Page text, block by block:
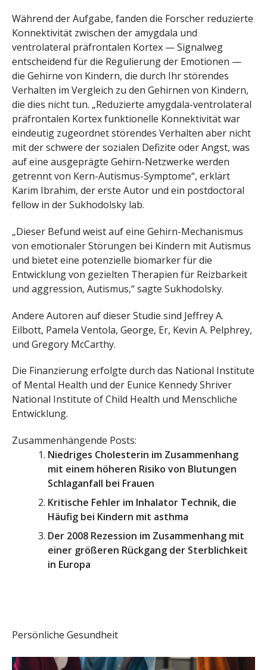
Während der Aufgabe, fanden die Forscher reduzierte
Konnektivität zwischen der amygdala und
ventrolateral präfrontalen Kortex — Signalweg
entscheidend für die Regulierung der Emotionen —
die Gehirne von Kindern, die durch Ihr störendes
Verhalten im Vergleich zu den Gehirnen von Kindern,
die dies nicht tun. „Reduzierte amygdala-ventrolateral
präfrontalen Kortex funktionelle Konnektivität war
eindeutig zugeordnet störendes Verhalten aber nicht
mit der schwere der sozialen Defizite oder Angst, was
auf eine ausgeprägte Gehirn-Netzwerke werden
getrennt von Kern-Autismus-Symptome“, erklärt
Karim Ibrahim, der erste Autor und ein postdoctoral
fellow in der Sukhodolsky lab.
„Dieser Befund weist auf eine Gehirn-Mechanismus
von emotionaler Störungen bei Kindern mit Autismus
und bietet eine potenzielle biomarker für die
Entwicklung von gezielten Therapien für Reizbarkeit
und aggression, Autismus,“ sagte Sukhodolsky.
Andere Autoren auf dieser Studie sind Jeffrey A.
Eilbott, Pamela Ventola, George, Er, Kevin A. Pelphrey,
und Gregory McCarthy.
Die Finanzierung erfolgte durch das National Institute
of Mental Health und der Eunice Kennedy Shriver
National Institute of Child Health und Menschliche
Entwicklung.
Zusammenhängende Posts:
Niedriges Cholesterin im Zusammenhang
mit einem höheren Risiko von Blutungen
Schlaganfall bei Frauen
Kritische Fehler im Inhalator Technik, die
Häufig bei Kindern mit asthma
Der 2008 Rezession im Zusammenhang mit
einer größeren Rückgang der Sterblichkeit
in Europa
Persönliche Gesundheit